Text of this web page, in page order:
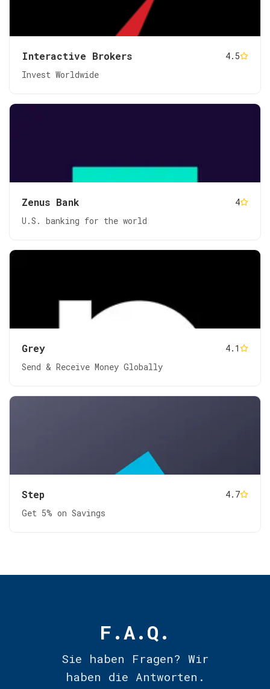
Interactive Brokers
4.5
Invest Worldwide
Zenus Bank
4
U.S. banking for the world
Grey
4.1
Send & Receive Money Globally
Step
4.7
Get 5% on Savings
F.A.Q.
Sie haben Fragen? Wir
haben die Antworten.